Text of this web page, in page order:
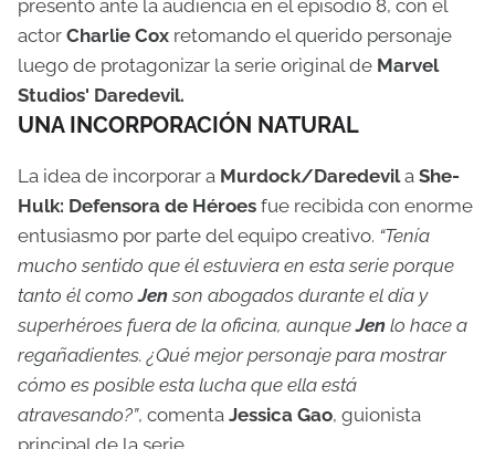
presentó ante la audiencia en el episodio 8, con el
actor Charlie Cox retomando el querido personaje
luego de protagonizar la serie original de Marvel
Studios' Daredevil.
UNA INCORPORACIÓN NATURAL
La idea de incorporar a Murdock/Daredevila She-
Hulk: Defensora de Héroes fue recibida con enorme
entusiasmo por parte del equipo creativo. “Tenía
mucho sentido que él estuviera en esta serie porque
tanto él comoJen son abogados durante el día y
superhéroes fuera de la oficina, aunqueJen lo hace a
regañadientes. ¿Qué mejor personaje para mostrar
cómo es posible esta lucha que ella está
atravesando?”, comenta Jessica Gao, guionista
principal de la serie.